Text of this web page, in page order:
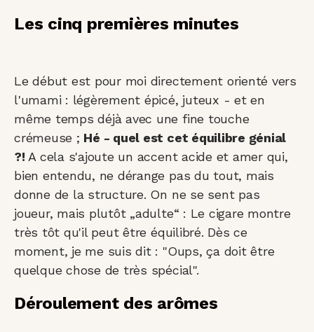
Les cinq premières minutes
Le début est pour moi directement orienté vers
l'umami : légèrement épicé, juteux - et en
même temps déjà avec une fine touche
crémeuse ; Hé - quel est cet équilibre génial
?! A cela s'ajoute un accent acide et amer qui,
bien entendu, ne dérange pas du tout, mais
donne de la structure. On ne se sent pas
joueur, mais plutôt „adulte“ : Le cigare montre
très tôt qu'il peut être équilibré. Dès ce
moment, je me suis dit : "Oups, ça doit être
quelque chose de très spécial".
Déroulement des arômes